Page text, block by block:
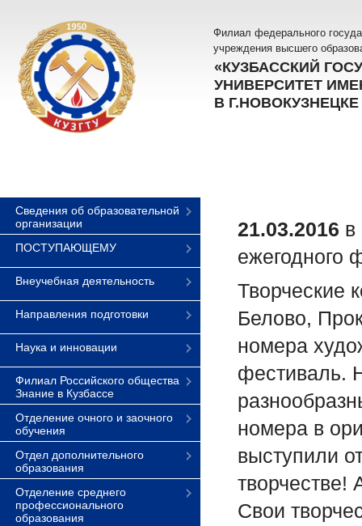
Филиал федерального
учреждения высшего
«КУЗБАССКИЙ
УНИВЕРСИТЕТ
В Г.НОВОКУЗНЕЦКЕ
Сведения об образовательной
организации
ПОСТУПАЮЩЕМУ
Внеучебная деятельность
Направления подготовки
Наука и инновации
Филиал Российского общества
Знание в Кузбассе
Отделение очного и заочного
обучения
Отдел дополнительного
образования
Отделение среднего
профессионального
образования
21.03.2016 в
ежегодного
Творческие
Белово,
номера
фестиваль.
номера в
выступили
творчестве!
Свои